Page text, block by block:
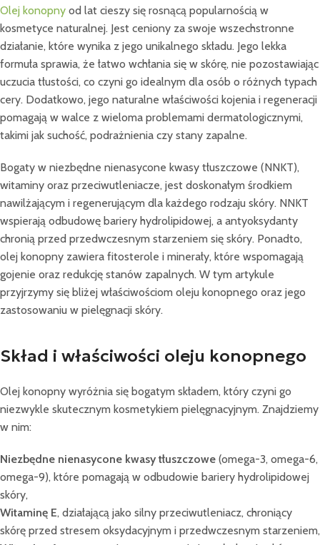
Olej konopny od lat cieszy się rosnącą popularnością w
kosmetyce naturalnej. Jest ceniony za swoje wszechstronne
działanie, które wynika z jego unikalnego składu. Jego lekka
formuła sprawia, że łatwo wchłania się w skórę, nie pozostawiając
uczucia tłustości, co czyni go idealnym dla osób o różnych typach
cery. Dodatkowo, jego naturalne właściwości kojenia i regeneracji
pomagają w walce z wieloma problemami dermatologicznymi,
takimi jak suchość, podrażnienia czy stany zapalne.
Bogaty w niezbędne nienasycone kwasy tłuszczowe (NNKT),
witaminy oraz przeciwutleniacze, jest doskonałym środkiem
nawilżającym i regenerującym dla każdego rodzaju skóry. NNKT
wspierają odbudowę bariery hydrolipidowej, a antyoksydanty
chronią przed przedwczesnym starzeniem się skóry. Ponadto,
olej konopny zawiera fitosterole i minerały, które wspomagają
gojenie oraz redukcję stanów zapalnych. W tym artykule
przyjrzymy się bliżej właściwościom oleju konopnego oraz jego
zastosowaniu w pielęgnacji skóry.
Skład i właściwości oleju konopnego
Olej konopny wyróżnia się bogatym składem, który czyni go
niezwykle skutecznym kosmetykiem pielęgnacyjnym. Znajdziemy
w nim:
Niezbędne nienasycone kwasy tłuszczowe (omega-3, omega-6,
omega-9), które pomagają w odbudowie bariery hydrolipidowej
skóry,
Witaminę E, działającą jako silny przeciwutleniacz, chroniący
skórę przed stresem oksydacyjnym i przedwczesnym starzeniem,